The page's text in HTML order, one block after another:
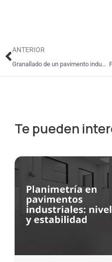
Ant
ANTERIOR
Granallado de un pavimento industrial
Te pueden